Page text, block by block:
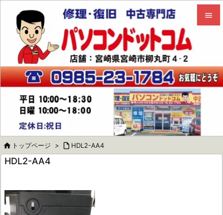

サイド


 トップページ >  HDL2-AA4
HDL2-AA4